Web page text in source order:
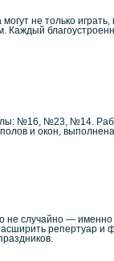
не только
Каждый
№16, №23, №14.
и окон,
случайно —
репертуар и